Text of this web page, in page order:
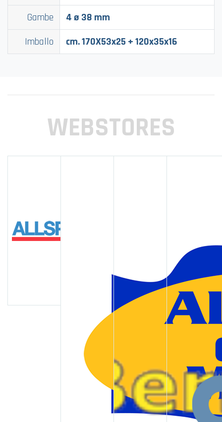
Gambe
4 ø 38 mm
Imballo
cm. 170X53x25 + 120x35x16
WEBSTORES